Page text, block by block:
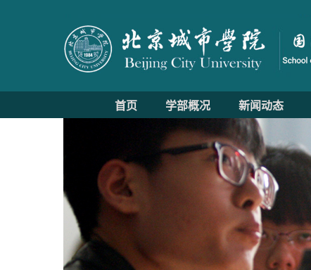
首页 学部概况 新闻动态